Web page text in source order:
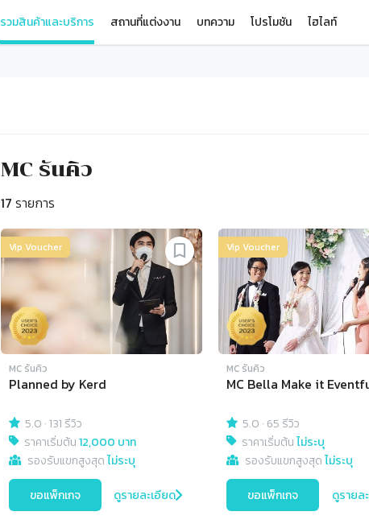
รวมสินค้าและบริการ สถานที่แต่งงาน บทความ โปรโมชัน ไฮไลท์
MC รันคิว
17 รายการ
Vip Voucher
MC รันคิว
Planned by Kerd
5.0 ·131 รีวิว
ราคาเริ่มต้น12,000 บาท
รองรับแขกสูงสุดไม่ระบุ
ขอแพ็กเกจ ดูรายละเอียด
Vip Voucher
MC รันคิว
MC Bella Make it
5.0 · 65 รีวิว
ราคาเริ่มต้นไม่ระบุ
รองรับแขกสูงสุดไม่ระบุ
ขอแพ็กเกจ ดูรายล